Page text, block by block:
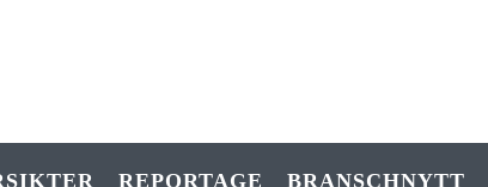
REPORTAGE BRANSCHNYTT